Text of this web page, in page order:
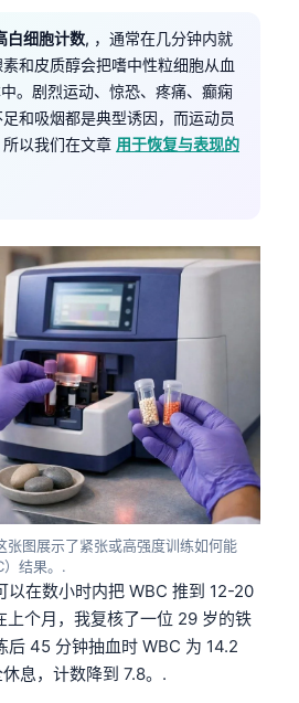
白细胞计数, ，通常在几分钟内就
和皮质醇会把嗜中性粒细胞从血
。剧烈运动、惊恐、疼痛、癫痫
和吸烟都是典型诱因，而运动员
以我们在文章 用于恢复与表现的
张图展示了紧张或高强度训练如何能
）结果。.
以在数小时内把 WBC 推到 12-20
上个月，我复核了一位 29 岁的铁
后 45 分钟抽血时 WBC 为 14.2
息，计数降到 7.8。.